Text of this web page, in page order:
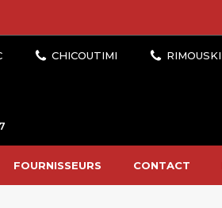
FOURNISSEURS CONTACT